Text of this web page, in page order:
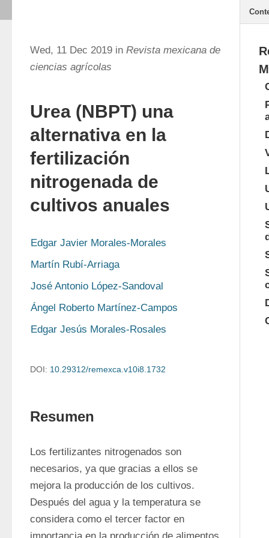
Wed, 11 Dec 2019 in Revista mexicana de
ciencias agrícolas
Urea (NBPT) una
alternativa en la
fertilización
nitrogenada de
cultivos anuales
Edgar Javier Morales-Morales
Martín Rubí-Arriaga
José Antonio López-Sandoval
Ángel Roberto Martínez-Campos
Edgar Jesús Morales-Rosales
DOI: 10.29312/remexca.v10i8.1732
Resumen
Los fertilizantes nitrogenados son
necesarios, ya que gracias a ellos se
mejora la producción de los cultivos.
Después del agua y la temperatura se
considera como el tercer factor en